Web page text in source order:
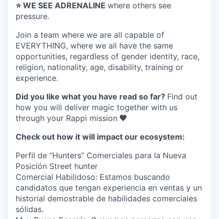
⭐️ WE SEE ADRENALINE where others see
pressure.
Join a team where we are all capable of
EVERYTHING, where we all have the same
opportunities, regardless of gender identity, race,
religion, nationality, age, disability, training or
experience.
Did you like what you have read so far? Find out
how you will deliver magic together with us
through your Rappi mission 🧡
Check out how it will impact our ecosystem:
Perfil de “Hunters” Comerciales para la Nueva
Posición Street hunter
Comercial Habilidoso: Estamos buscando
candidatos que tengan experiencia en ventas y un
historial demostrable de habilidades comerciales
sólidas.